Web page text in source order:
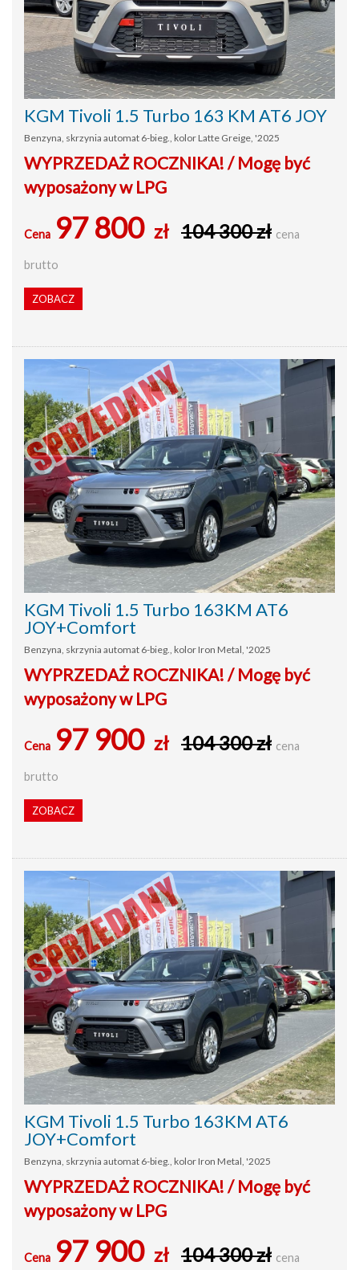
KGM Tivoli 1.5 Turbo 163 KM AT6 JOY
Benzyna, skrzynia automat 6-bieg., kolor Latte Greige, '2025
WYPRZEDAŻ ROCZNIKA! / Mogę być
wyposażony w LPG
Cena 97 800 zł 104 300 zł cena
brutto
ZOBACZ
KGM Tivoli 1.5 Turbo 163KM AT6
JOY+Comfort
Benzyna, skrzynia automat 6-bieg., kolor Iron Metal, '2025
WYPRZEDAŻ ROCZNIKA! / Mogę być
wyposażony w LPG
Cena 97 900 zł 104 300 zł cena
brutto
ZOBACZ
KGM Tivoli 1.5 Turbo 163KM AT6
JOY+Comfort
Benzyna, skrzynia automat 6-bieg., kolor Iron Metal, '2025
WYPRZEDAŻ ROCZNIKA! / Mogę być
wyposażony w LPG
Cena 97 900 zł 104 300 zł cena